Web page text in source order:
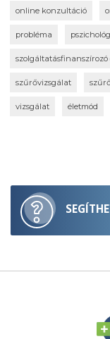
online konzultáció
probléma
szolgáltatásfinanszírozó
szűrővizsgálat
vizsgálat életmód